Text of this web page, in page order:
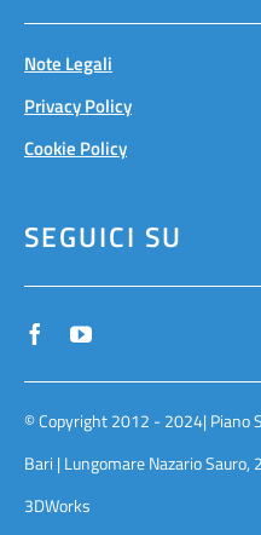
Note Legali
Privacy Policy
Cookie Policy
SEGUICI SU
© Copyright 2012 - 2024| Piano
Bari | Lungomare Nazario
3DWorks